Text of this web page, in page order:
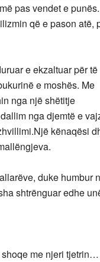
pas vendet e punës.
që e pason atë,
e ekzaltuar për të
e moshës. Me
nga një shëtitje
nga djemtë e
kënaqësi
duke humbur
shtrënguar edhe
shoqe me njeri tjetrin…